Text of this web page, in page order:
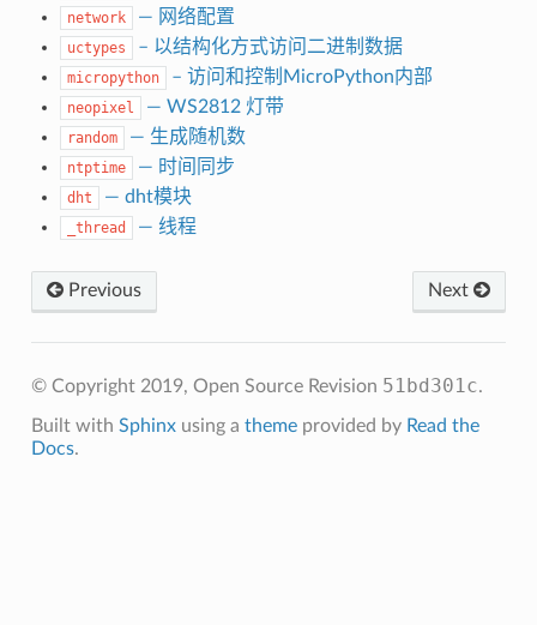
network — 网络配置
uctypes – 以结构化方式访问二进制数据
micropython – 访问和控制MicroPython内部
neopixel — WS2812 灯带
random — 生成随机数
ntptime — 时间同步
dht — dht模块
_thread — 线程
Next
Previous
© Copyright 2019, Open Source Revision 51bd301c.
Built with Sphinxusing a themeprovided by Read the
Docs.